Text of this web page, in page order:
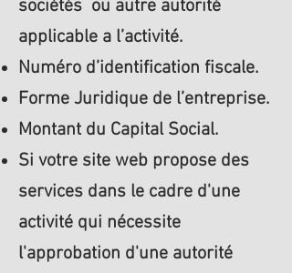
sociétés ou autre autorité
applicable a l’activité.
Numéro d’identification fiscale.
Forme Juridique de l’entreprise.
Montant du Capital Social.
Si votre site web propose des
services dans le cadre d'une
activité qui nécessite
l'approbation d'une autorité